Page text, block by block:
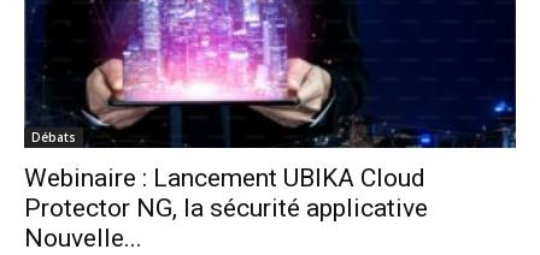
Débats
Webinaire : Lancement UBIKA Cloud
Protector NG, la sécurité applicative
Nouvelle...